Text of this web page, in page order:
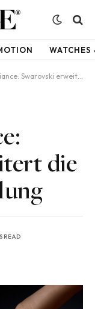
WATCHES
erweitert die Oktagon-Sammlung
die
READ